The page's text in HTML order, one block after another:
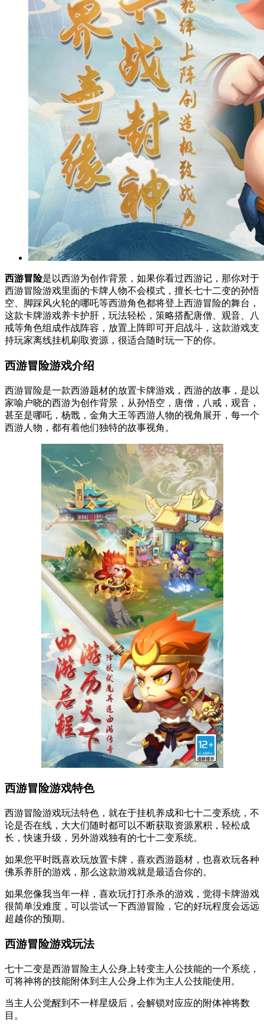
西游冒险是以西游为创作背景，如果你看过西游记，那你对于
西游冒险游戏里面的卡牌人物不会模式，擅长七十二变的孙悟
空、脚踩风火轮的哪吒等西游角色都将登上西游冒险的舞台，
这款卡牌游戏养卡护肝，玩法轻松，策略搭配唐僧、观音、八
戒等角色组成作战阵容，放置上阵即可开启战斗，这款游戏支
持玩家离线挂机刷取资源，很适合随时玩一下的你。
西游冒险游戏介绍
西游冒险是一款西游题材的放置卡牌游戏，西游的故事，是以
家喻户晓的西游为创作背景，从孙悟空，唐僧，八戒，观音，
甚至是哪吒，杨戬，金角大王等西游人物的视角展开，每一个
西游人物，都有着他们独特的故事视角。
西游冒险游戏特色
西游冒险游戏玩法特色，就在于挂机养成和七十二变系统，不
论是否在线，大大们随时都可以不断获取资源累积，轻松成
长，快速升级，另外游戏独有的七十二变系统。
如果您平时既喜欢玩放置卡牌，喜欢西游题材，也喜欢玩各种
佛系养肝的游戏，那么这款游戏就是最适合你的。
如果您像我当年一样，喜欢玩打打杀杀的游戏，觉得卡牌游戏
很简单没难度，可以尝试一下西游冒险，它的好玩程度会远远
超越你的预期。
西游冒险游戏玩法
七十二变是西游冒险主人公身上转变主人公技能的一个系统，
可将神将的技能附体到主人公身上作为主人公技能使用。
当主人公觉醒到不一样星级后，会解锁对应应的附体神将数
目。